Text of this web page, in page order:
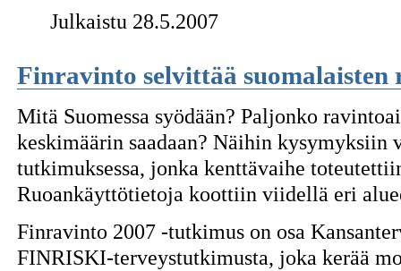
Julkaistu 28.5.2007
Finravinto selvittää
Mitä Suomessa syödään? Paljonko
keskimäärin saadaan? Näihin kysymyksiin
tutkimuksessa, jonka kenttävaihe
Ruoankäyttötietoja koottiin viidellä eri
Finravinto 2007 -tutkimus on osa
FINRISKI-terveystutkimusta, joka kerää